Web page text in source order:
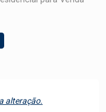
alteração.